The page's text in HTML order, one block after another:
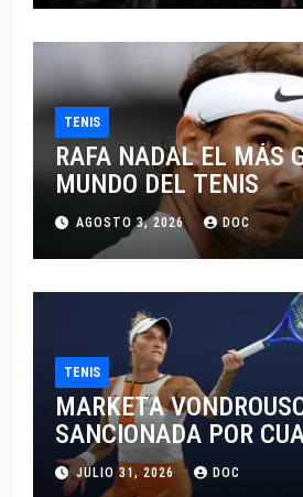
TENIS
RAFA NADAL EL MÁS
MUNDO DEL TENIS
AGOSTO 3, 2026 DOC
TENIS
MARKETA
SANCIONADA POR
JULIO 31, 2026 DOC